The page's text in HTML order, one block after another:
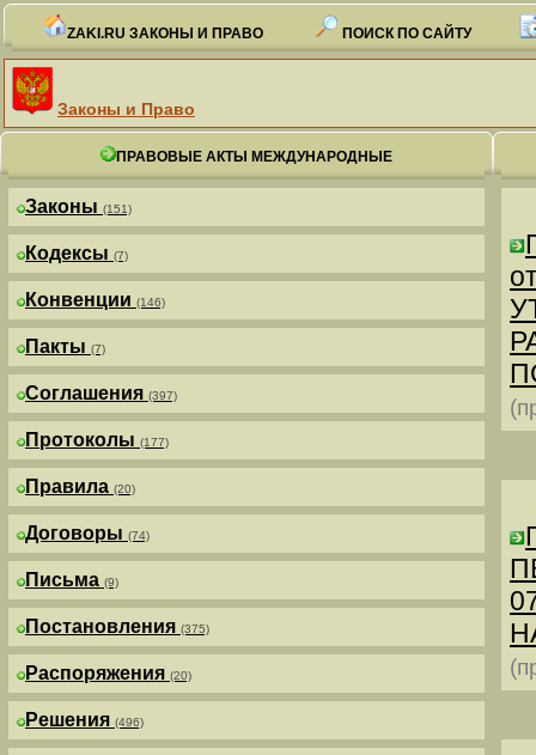
ZAKI.RU ЗАКОНЫ И ПРАВО ПОИСК ПО САЙТУ
Законы и Право
ПРАВОВЫЕ АКТЫ МЕЖДУНАРОДНЫЕ
Законы (151)
Кодексы (7)
Конвенции (146)
Пакты (7)
Соглашения (397)
Протоколы (177)
Правила (20)
Договоры (74)
Письма (9)
Постановления (375)
Распоряжения (20)
Решения (496)